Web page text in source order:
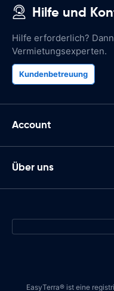
Hilfe und
Hilfe erforderlich?
Vermietungsexperten.
Kundenbetreuung
Account
Über uns
EasyTerra® ist eine